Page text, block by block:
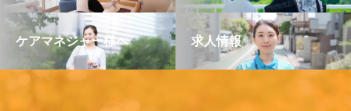
ケアマネジャー様へ 求人情報